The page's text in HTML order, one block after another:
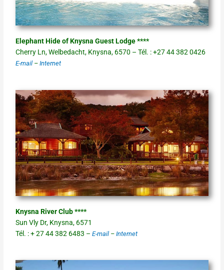
Elephant Hide of Knysna Guest Lodge ****
Cherry Ln, Welbedacht, Knysna, 6570 – Tél. : +27 44 382 0426
E-mail –Internet
Knysna River Club ****
Sun Vly Dr, Knysna, 6571
Tél. : + 27 44 382 6483 –E-mail –Internet